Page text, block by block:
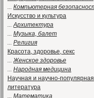
... Компьютерная
Искусство и культура
...Архитектура
... Музыка, балет
... Религия
Красота, здоровье, секс
...Женское здоровье
... Народная медицина
Научная и научно-популярная
литература
... Математика